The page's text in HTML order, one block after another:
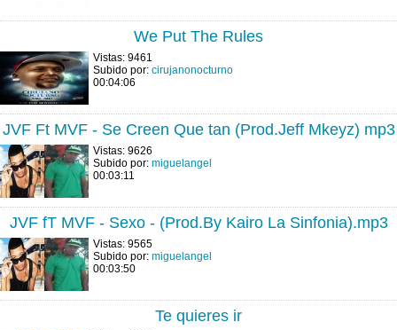
We Put The Rules
Vistas: 9461
Subido por: cirujanonocturno
00:04:06
JVF Ft MVF - Se Creen Que tan (Prod.Jeff Mkeyz) mp3
Vistas: 9626
Subido por: miguelangel
00:03:11
JVF fT MVF - Sexo - (Prod.By Kairo La Sinfonia).mp3
Vistas: 9565
Subido por: miguelangel
00:03:50
Te quieres ir